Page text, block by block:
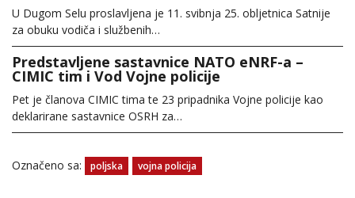
U Dugom Selu proslavljena je 11. svibnja 25. obljetnica Satnije
za obuku vodiča i službenih…
Predstavljene sastavnice NATO eNRF-a –
CIMIC tim i Vod Vojne policije
Pet je članova CIMIC tima te 23 pripadnika Vojne policije kao
deklarirane sastavnice OSRH za…
Označeno sa: poljska vojna policija